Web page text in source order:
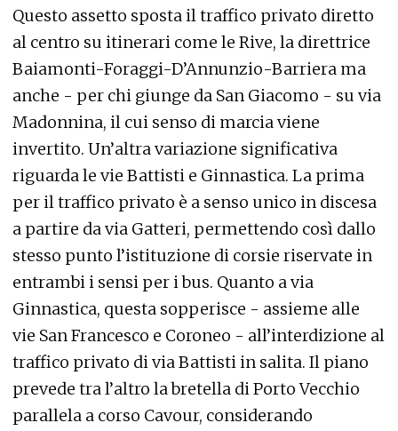
Questo assetto sposta il traffico privato diretto
al centro su itinerari come le Rive, la direttrice
Baiamonti-Foraggi-D’Annunzio-Barriera ma
anche - per chi giunge da San Giacomo - su via
Madonnina, il cui senso di marcia viene
invertito. Un’altra variazione significativa
riguarda le vie Battisti e Ginnastica. La prima
per il traffico privato è a senso unico in discesa
a partire da via Gatteri, permettendo così dallo
stesso punto l’istituzione di corsie riservate in
entrambi i sensi per i bus. Quanto a via
Ginnastica, questa sopperisce - assieme alle
vie San Francesco e Coroneo - all’interdizione al
traffico privato di via Battisti in salita. Il piano
prevede tra l’altro la bretella di Porto Vecchio
parallela a corso Cavour, considerando